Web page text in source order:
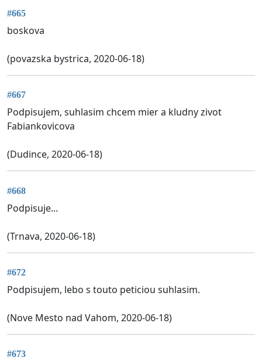
#665
boskova
(povazska bystrica, 2020-06-18)
#667
Podpisujem, suhlasim chcem mier a kludny zivot
Fabiankovicova
(Dudince, 2020-06-18)
#668
Podpisuje...
(Trnava, 2020-06-18)
#672
Podpisujem, lebo s touto peticiou suhlasim.
(Nove Mesto nad Vahom, 2020-06-18)
#673